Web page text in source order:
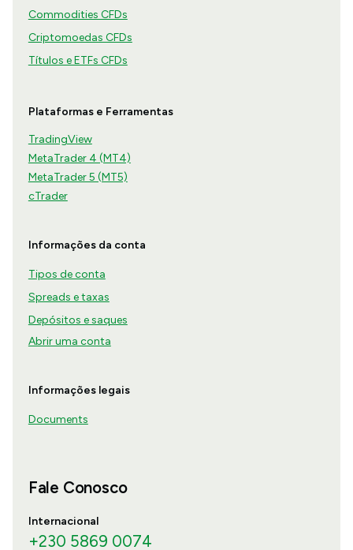
Commodities CFDs
Criptomoedas CFDs
Títulos e ETFs CFDs
Plataformas e Ferramentas
TradingView
MetaTrader 4 (MT4)
MetaTrader 5 (MT5)
cTrader
Informações da conta
Tipos de conta
Spreads e taxas
Depósitos e saques
Abrir uma conta
Informações legais
Documents
Fale Conosco
Internacional
+230 5869 0074